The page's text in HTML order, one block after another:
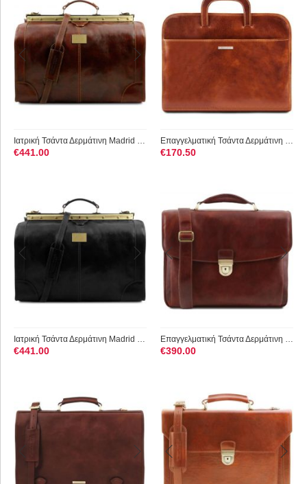
Ιατρική Τσάντα Δερμάτινη Madrid Large Tuscany Leather TL1022 ...
€441.00
Επαγγελματική Τσάντα Δερμάτινη Sorrento Tuscany Leather TL141...
€170.50
€441.00 €390.00